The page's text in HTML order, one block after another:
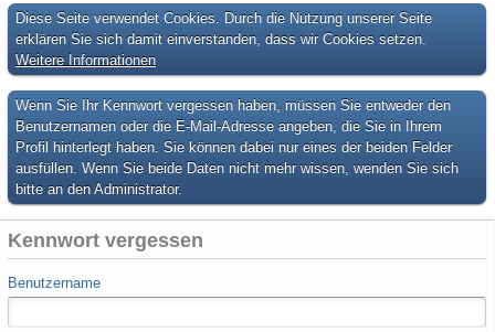
Diese Seite verwendet Cookies. Durch die Nutzung unserer Seite
erklären Sie sich damit einverstanden, dass wir Cookies setzen.
Weitere Informationen
Wenn Sie Ihr Kennwort vergessen haben, müssen Sie entweder den
Benutzernamen oder die E-Mail-Adresse angeben, die Sie in Ihrem
Profil hinterlegt haben. Sie können dabei nur eines der beiden Felder
ausfüllen. Wenn Sie beide Daten nicht mehr wissen, wenden Sie sich
bitte an den Administrator.
Kennwort vergessen
Benutzername